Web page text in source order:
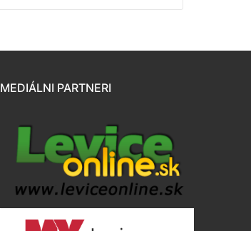
MEDIÁLNI PARTNERI